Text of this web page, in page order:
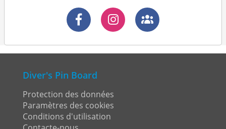
Diver's Pin Board
Protection des données
Paramètres des cookies
Conditions d'utilisation